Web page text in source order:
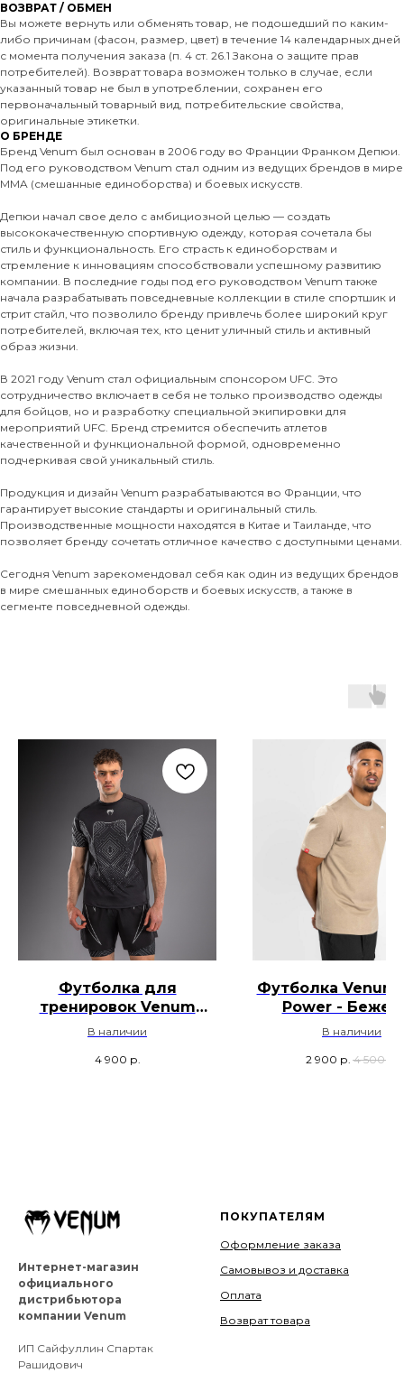
ВОЗВРАТ / ОБМЕН
Вы можете вернуть или обменять товар, не подошедший по каким-
либо причинам (фасон, размер, цвет) в течение 14 календарных дней
с момента получения заказа (п. 4 ст. 26.1 Закона о защите прав
потребителей). Возврат товара возможен только в случае, если
указанный товар не был в употреблении, сохранен его
первоначальный товарный вид, потребительские свойства,
оригинальные этикетки.
О БРЕНДЕ
Бренд Venum был основан в 2006 году во Франции Франком Депюи.
Под его руководством Venum стал одним из ведущих брендов в мире
MMA (смешанные единоборства) и боевых искусств.
Депюи начал свое дело с амбициозной целью — создать
высококачественную спортивную одежду, которая сочетала бы
стиль и функциональность. Его страсть к единоборствам и
стремление к инновациям способствовали успешному развитию
компании. В последние годы под его руководством Venum также
начала разрабатывать повседневные коллекции в стиле спортшик и
стрит стайл, что позволило бренду привлечь более широкий круг
потребителей, включая тех, кто ценит уличный стиль и активный
образ жизни.
В 2021 году Venum стал официальным спонсором UFC. Это
сотрудничество включает в себя не только производство одежды
для бойцов, но и разработку специальной экипировки для
мероприятий UFC. Бренд стремится обеспечить атлетов
качественной и функциональной формой, одновременно
подчеркивая свой уникальный стиль.
Продукция и дизайн Venum разрабатываются во Франции, что
гарантирует высокие стандарты и оригинальный стиль.
Производственные мощности находятся в Китае и Таиланде, что
позволяет бренду сочетать отличное качество с доступными ценами.
Сегодня Venum зарекомендовал себя как один из ведущих брендов
в мире смешанных единоборств и боевых искусств, а также в
сегменте повседневной одежды.
Футболка для
тренировок Venum
Midnight Fury - Черный /
В наличии
4 900 р.
Футболка Venum
Power -
В наличии
2 900 р. 4 500
Интернет-магазин
официального
дистрибьютора
компании Venum
ИП Сайфуллин Спартак
Рашидович
ПОКУПАТЕЛЯМ
Оформление заказа
Самовывоз и доставка
Оплата
Возврат товара